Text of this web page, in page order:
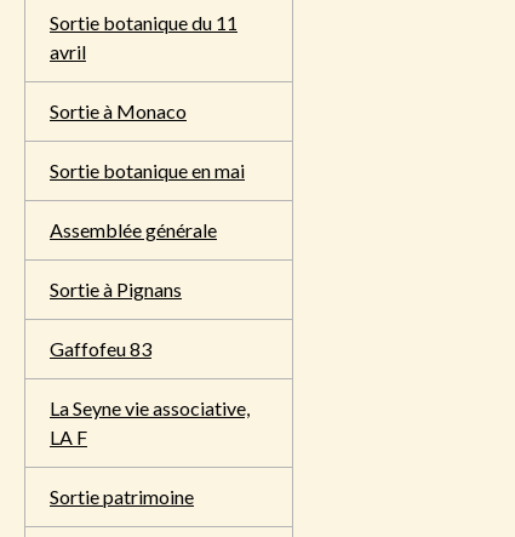
Sortie botanique du 11
avril
Sortie à Monaco
Sortie botanique en mai
Assemblée générale
Sortie à Pignans
Gaffofeu 83
La Seyne vie associative,
LA F
Sortie patrimoine